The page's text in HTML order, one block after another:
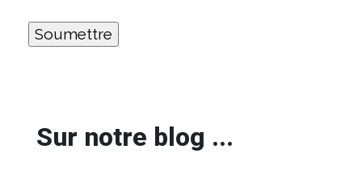
Sur notre blog ...